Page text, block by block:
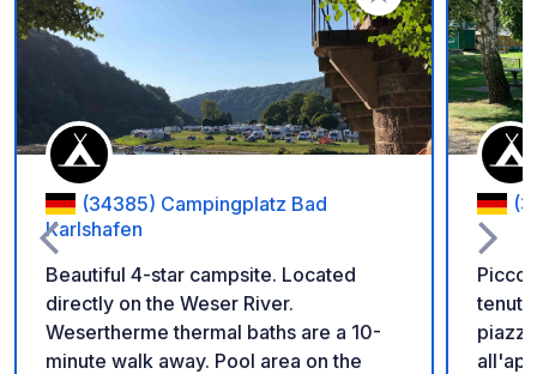
Aggiungi ai tuoi
(34385) Campingplatz Bad
Karlshafen
Beautiful 4-star campsite. Located
directly on the Weser River.
Wesertherme thermal baths are a 10-
minute walk away. Pool area on the